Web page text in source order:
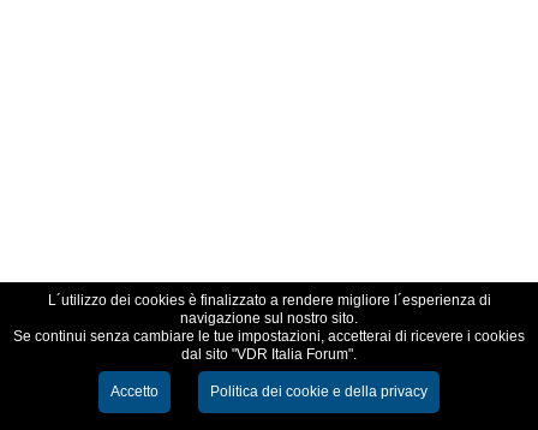
L´utilizzo dei cookies è finalizzato a rendere migliore l´esperienza di
navigazione sul nostro sito.
Se continui senza cambiare le tue impostazioni, accetterai di ricevere i cookies
dal sito "VDR Italia Forum".
Accetto Politica dei cookie e della privacy